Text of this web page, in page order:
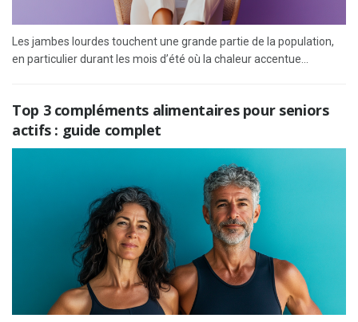
Les jambes lourdes touchent une grande partie de la population,
en particulier durant les mois d’été où la chaleur accentue...
Top 3 compléments alimentaires pour seniors
actifs : guide complet